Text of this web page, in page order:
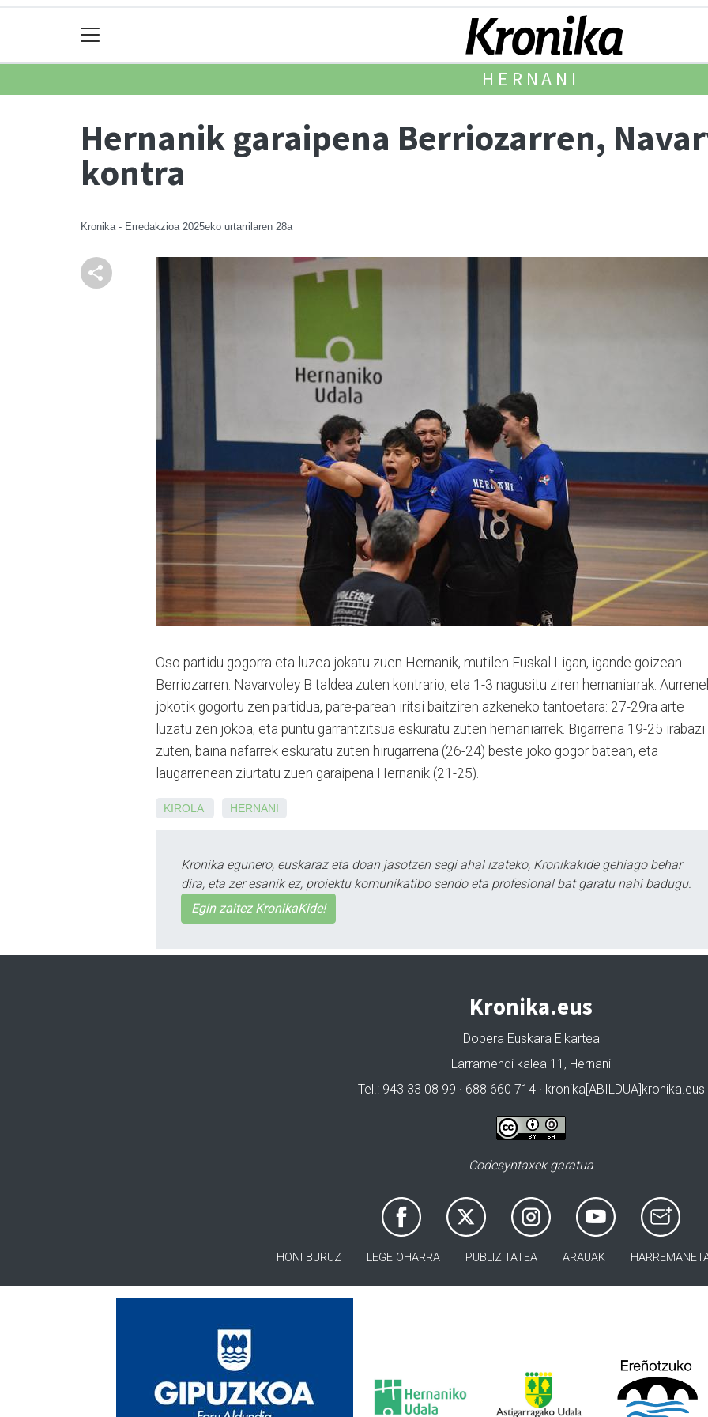
HERNANI
Hernanik garaipena Berriozarren,
kontra
Kronika - Erredakzioa 2025eko urtarrilaren 28a
Oso partidu gogorra eta luzea jokatu zuen Hernanik, mutilen Euskal Ligan, igande goizean
Berriozarren. Navarvoley B taldea zuten kontrario, eta 1-3 nagusitu ziren hernaniarrak.
jokotik gogortu zen partidua, pare-parean iritsi baitziren azkeneko tantoetara: 27-29ra arte
luzatu zen jokoa, eta puntu garrantzitsua eskuratu zuten hernaniarrek. Bigarrena 19-25 irabazi
zuten, baina nafarrek eskuratu zuten hirugarrena (26-24) beste joko gogor batean, eta
laugarrenean ziurtatu zuen garaipena Hernanik (21-25).
KIROLA HERNANI
Kronika egunero, euskaraz eta doan jasotzen segi ahal izateko, Kronikakide gehiago behar
dira, eta zer esanik ez, proiektu komunikatibo sendo eta profesional bat garatu nahi badugu.
Egin zaitez KronikaKide!
Kronika.eus
Dobera Euskara Elkartea
Larramendi kalea 11, Hernani
Tel.: 943 33 08 99 · 688 660 714 · kronika[ABILDUA]kronika.eus
Codesyntaxek garatua
HONI BURUZ LEGE OHARRA PUBLIZITATEA ARAUAK